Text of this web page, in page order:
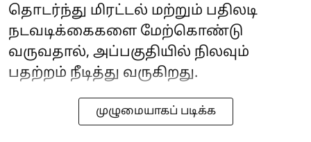
தொடர்ந்து மிரட்டல் மற்றும் பதிலடி
நடவடிக்கைகளை மேற்கொண்டு
வருவதால், அப்பகுதியில் நிலவும்
பதற்றம் நீடித்து வருகிறது.
முழுமையாகப் படிக்க